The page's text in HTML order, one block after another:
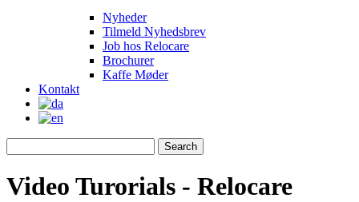
Nyheder
Tilmeld Nyhedsbrev
Job hos Relocare
Brochurer
Kaffe Møder
Kontakt
Video Turorials - Relocare